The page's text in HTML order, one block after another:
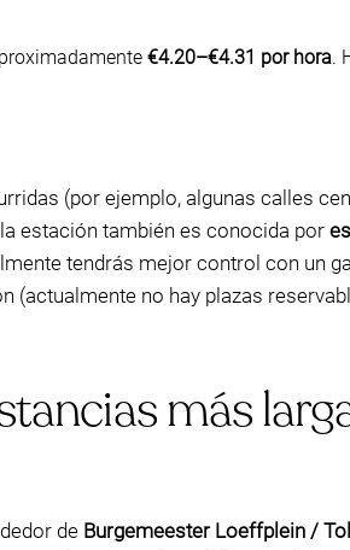
€4.20–€4.31 por hora.
(por ejemplo, algunas calles
estación también es conocida por
tendrás mejor control con un
(actualmente no hay plazas
más
de Burgemeester Loeffplein /